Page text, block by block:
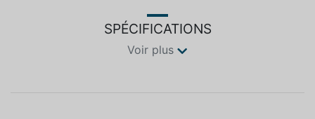
SPÉCIFICATIONS
Voir plus